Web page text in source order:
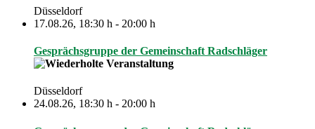
Düsseldorf
17.08.26, 18:30 h - 20:00 h
Gesprächsgruppe der Gemeinschaft Radschläger
Düsseldorf
24.08.26, 18:30 h - 20:00 h